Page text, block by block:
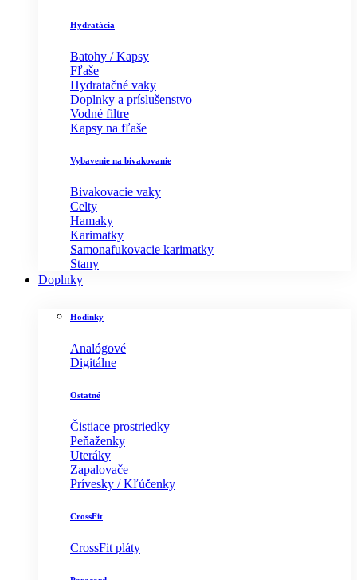
Hydratácia
Batohy / Kapsy
Fľaše
Hydratačné vaky
Doplnky a príslušenstvo
Vodné filtre
Kapsy na fľaše
Vybavenie na bivakovanie
Bivakovacie vaky
Celty
Hamaky
Karimatky
Samonafukovacie karimatky
Stany
Doplnky
Hodinky
Analógové
Digitálne
Ostatné
Čistiace prostriedky
Peňaženky
Uteráky
Zapalovače
Prívesky / Kľúčenky
CrossFit
CrossFit pláty